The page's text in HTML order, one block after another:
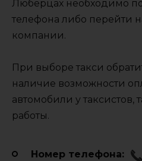
Люберцах необходимо
телефона либо перейти
компании.
При выборе такси
наличие возможности
автомобили у
работы.
Номер телефона: